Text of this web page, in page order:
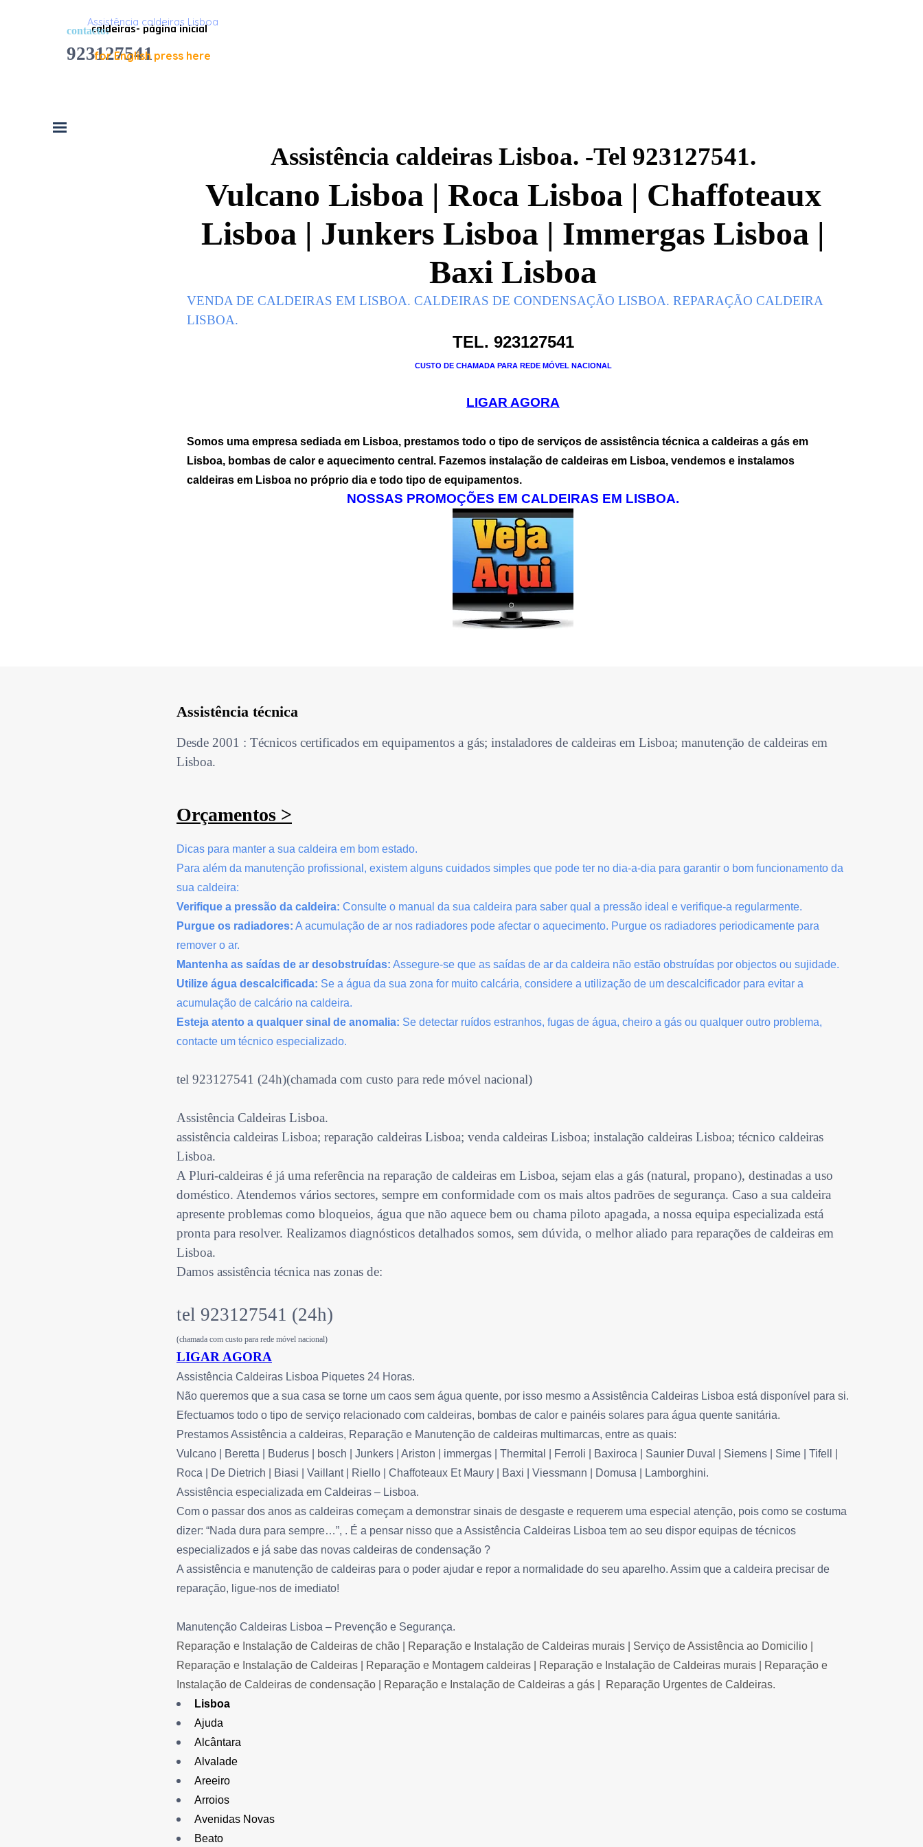
Assistência caldeiras Lisboa
caldeiras- página inicial
contacto:
923127541
for English press here
Assistência caldeiras Lisboa. -Tel 923127541.
Vulcano Lisboa | Roca Lisboa | Chaffoteaux
Lisboa | Junkers Lisboa | Immergas Lisboa |
Baxi Lisboa
VENDA DE CALDEIRAS EM LISBOA. CALDEIRAS DE CONDENSAÇÃO LISBOA. REPARAÇÃO CALDEIRA
LISBOA.
TEL. 923127541
CUSTO DE CHAMADA PARA REDE MÓVEL NACIONAL
LIGAR AGORA
Somos uma empresa sediada em Lisboa, prestamos todo o tipo de serviços de assistência técnica a caldeiras a gás em
Lisboa, bombas de calor e aquecimento central. Fazemos instalação de caldeiras em Lisboa, vendemos e instalamos
caldeiras em Lisboa no próprio dia e todo tipo de equipamentos.
NOSSAS PROMOÇÕES EM CALDEIRAS EM LISBOA.
Assistência técnica
Desde 2001 : Técnicos certificados em equipamentos a gás; instaladores de caldeiras em Lisboa; manutenção de caldeiras em
Lisboa.
Orçamentos >
Dicas para manter a sua caldeira em bom estado.
Para além da manutenção profissional, existem alguns cuidados simples que pode ter no dia-a-dia para garantir o bom funcionamento da
sua caldeira:
Verifique a pressão da caldeira: Consulte o manual da sua caldeira para saber qual a pressão ideal e verifique-a regularmente.
Purgue os radiadores: A acumulação de ar nos radiadores pode afectar o aquecimento. Purgue os radiadores periodicamente para
remover o ar.
Mantenha as saídas de ar desobstruídas: Assegure-se que as saídas de ar da caldeira não estão obstruídas por objectos ou sujidade.
Utilize água descalcificada: Se a água da sua zona for muito calcária, considere a utilização de um descalcificador para evitar a
acumulação de calcário na caldeira.
Esteja atento a qualquer sinal de anomalia: Se detectar ruídos estranhos, fugas de água, cheiro a gás ou qualquer outro problema,
contacte um técnico especializado.
tel 923127541 (24h)(chamada com custo para rede móvel nacional)
Assistência Caldeiras Lisboa.
assistência caldeiras Lisboa; reparação caldeiras Lisboa; venda caldeiras Lisboa; instalação caldeiras Lisboa; técnico caldeiras
Lisboa.
A Pluri-caldeiras é já uma referência na reparação de caldeiras em Lisboa, sejam elas a gás (natural, propano), destinadas a uso
doméstico. Atendemos vários sectores, sempre em conformidade com os mais altos padrões de segurança. Caso a sua caldeira
apresente problemas como bloqueios, água que não aquece bem ou chama piloto apagada, a nossa equipa especializada está
pronta para resolver. Realizamos diagnósticos detalhados somos, sem dúvida, o melhor aliado para reparações de caldeiras em
Lisboa.
Damos assistência técnica nas zonas de:
tel 923127541 (24h)
(chamada com custo para rede móvel nacional)
LIGAR AGORA
Assistência Caldeiras Lisboa Piquetes 24 Horas.
Não queremos que a sua casa se torne um caos sem água quente, por isso mesmo a Assistência Caldeiras Lisboa está disponível para si.
Efectuamos todo o tipo de serviço relacionado com caldeiras, bombas de calor e painéis solares para água quente sanitária.
Prestamos Assistência a caldeiras, Reparação e Manutenção de caldeiras multimarcas, entre as quais:
Vulcano | Beretta | Buderus | bosch | Junkers | Ariston | immergas | Thermital | Ferroli | Baxiroca | Saunier Duval | Siemens | Sime | Tifell |
Roca | De Dietrich | Biasi | Vaillant | Riello | Chaffoteaux Et Maury | Baxi | Viessmann | Domusa | Lamborghini.
Assistência especializada em Caldeiras – Lisboa.
Com o passar dos anos as caldeiras começam a demonstrar sinais de desgaste e requerem uma especial atenção, pois como se costuma
dizer: “Nada dura para sempre…”, . É a pensar nisso que a Assistência Caldeiras Lisboa tem ao seu dispor equipas de técnicos
especializados e já sabe das novas caldeiras de condensação ?
A assistência e manutenção de caldeiras para o poder ajudar e repor a normalidade do seu aparelho. Assim que a caldeira precisar de
reparação, ligue-nos de imediato!
Manutenção Caldeiras Lisboa – Prevenção e Segurança.
Reparação e Instalação de Caldeiras de chão | Reparação e Instalação de Caldeiras murais | Serviço de Assistência ao Domicilio |
Reparação e Instalação de Caldeiras | Reparação e Montagem caldeiras | Reparação e Instalação de Caldeiras murais | Reparação e
Instalação de Caldeiras de condensação | Reparação e Instalação de Caldeiras a gás | Reparação Urgentes de Caldeiras.
Lisboa
Ajuda
Alcântara
Alvalade
Areeiro
Arroios
Avenidas Novas
Beato